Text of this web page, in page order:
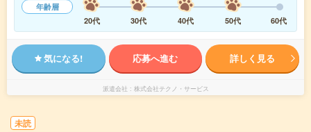
年齢層
20代
30代 40代 50代 60代
気になる! 応募へ進む 詳しく見る
派遣会社 株式会社テクノ・サービス
未読